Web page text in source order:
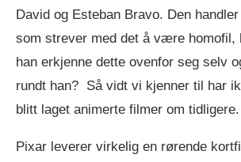
David og Esteban Bravo. Den
som strever med det å være homofil,
han erkjenne dette ovenfor seg selv
rundt han? Så vidt vi kjenner til har
blitt laget animerte filmer om tidligere.
Pixar leverer virkelig en rørende